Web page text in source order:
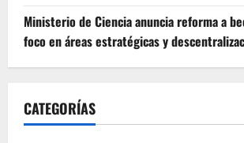
Ministerio de Ciencia anuncia reforma a
foco en áreas estratégicas y
CATEGORÍAS